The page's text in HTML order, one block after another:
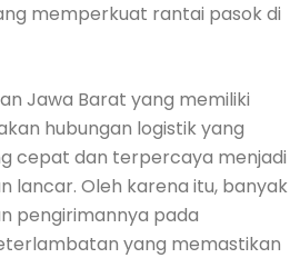
memperkuat rantai pasok di
Jawa Barat yang memiliki
hubungan logistik yang
cepat dan terpercaya menjadi
lancar. Oleh karena itu, banyak
pengirimannya pada
yang memastikan